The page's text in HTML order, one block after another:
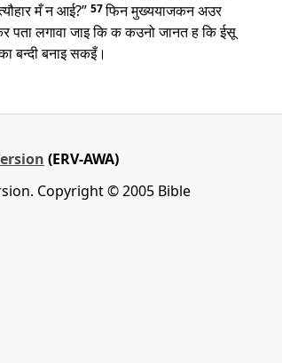
मँ न आई?” 57फिन मुख्ययाजकन अउर
लगावा जाइ कि क कउनो जानत ह कि ईसू
बन्दी बनाइ सकइँ।
(ERV-AWA)
Copyright © 2005 Bible